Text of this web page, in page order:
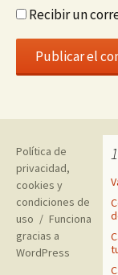
Recibir un
Política de
privacidad,
cookies y
condiciones de
uso
Funciona
gracias a
WordPress